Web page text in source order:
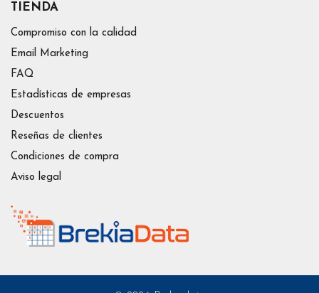
TIENDA
Compromiso con la calidad
Email Marketing
FAQ
Estadísticas de empresas
Descuentos
Reseñas de clientes
Condiciones de compra
Aviso legal